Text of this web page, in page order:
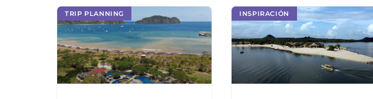
TRIP PLANNING INSPIRACIÓN